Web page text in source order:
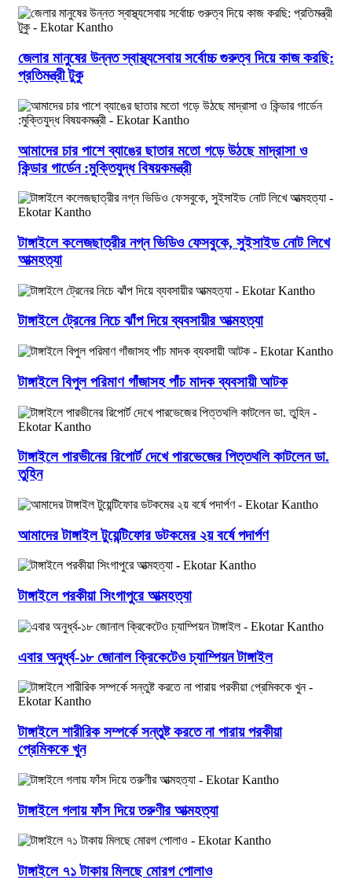
জেলার মানুষের উন্নত স্বাস্থ্যসেবায় সর্বোচ্চ গুরুত্ব দিয়ে কাজ করছি:
প্রতিমন্ত্রী টুকু
আমাদের চার পাশে ব্যাঙের ছাতার মতো গড়ে উঠছে মাদ্রাসা ও
কিন্ডার গার্ডেন :মুক্তিযুদ্ধ বিষয়কমন্ত্রী
টাঙ্গাইলে কলেজছাত্রীর নগ্ন ভিডিও ফেসবুকে, সুইসাইড নোট লিখে
আত্মহত্যা
টাঙ্গাইলে ট্রেনের নিচে ঝাঁপ দিয়ে ব্যবসায়ীর আত্মহত্যা
টাঙ্গাইলে বিপুল পরিমাণ গাঁজাসহ পাঁচ মাদক ব্যবসায়ী আটক
টাঙ্গাইলে পারভীনের রিপোর্ট দেখে পারভেজের পিত্তথলি কাটলেন ডা.
তুহিন
আমাদের টাঙ্গাইল টুয়েন্টিফোর ডটকমের ২য় বর্ষে পদার্পণ
টাঙ্গাইলে পরকীয়া সিংগাপুরে আত্মহত্যা
এবার অনুর্ধ্ব-১৮ জোনাল ক্রিকেটেও চ্যাম্পিয়ন টাঙ্গাইল
টাঙ্গাইলে শারীরিক সম্পর্কে সন্তুষ্ট করতে না পারায় পরকীয়া
প্রেমিককে খুন
টাঙ্গাইলে গলায় ফাঁস দিয়ে তরুণীর আত্মহত্যা
টাঙ্গাইলে ৭১ টাকায় মিলছে মোরগ পোলাও